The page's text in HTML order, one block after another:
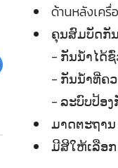
ด้านหลังเครื่
ຄຸນສົມບັດກັນ
- ກັນນ້ຳໄດ້
- ກັນນ້ຳທີ່ຄວ
- ລະບົບປ້ອງ
ມາດຕະຖານ
ມີສີໃຫ້ເລືອກ